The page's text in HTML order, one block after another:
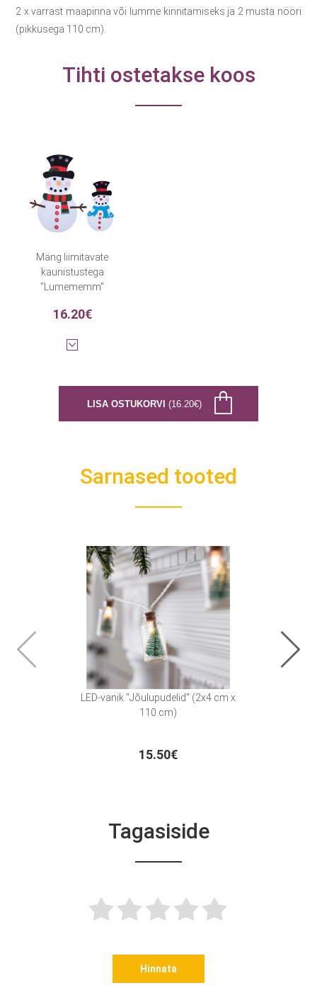
2 x varrast maapinna või lumme kinnitamiseks ja 2 musta nööri
(pikkusega 110 cm).
Tihti ostetakse koos
Mäng liimitavate
kaunistustega
"Lumememm"
16.20€
LISA OSTUKORVI (16.20€)
Sarnased tooted
LED-vanik "Jõulupudelid" (2x4 cm x
110 cm)
15.50€
Tagasiside
Hinnata